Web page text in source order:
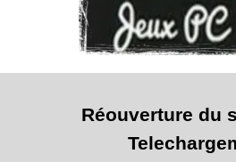
Réouverture du